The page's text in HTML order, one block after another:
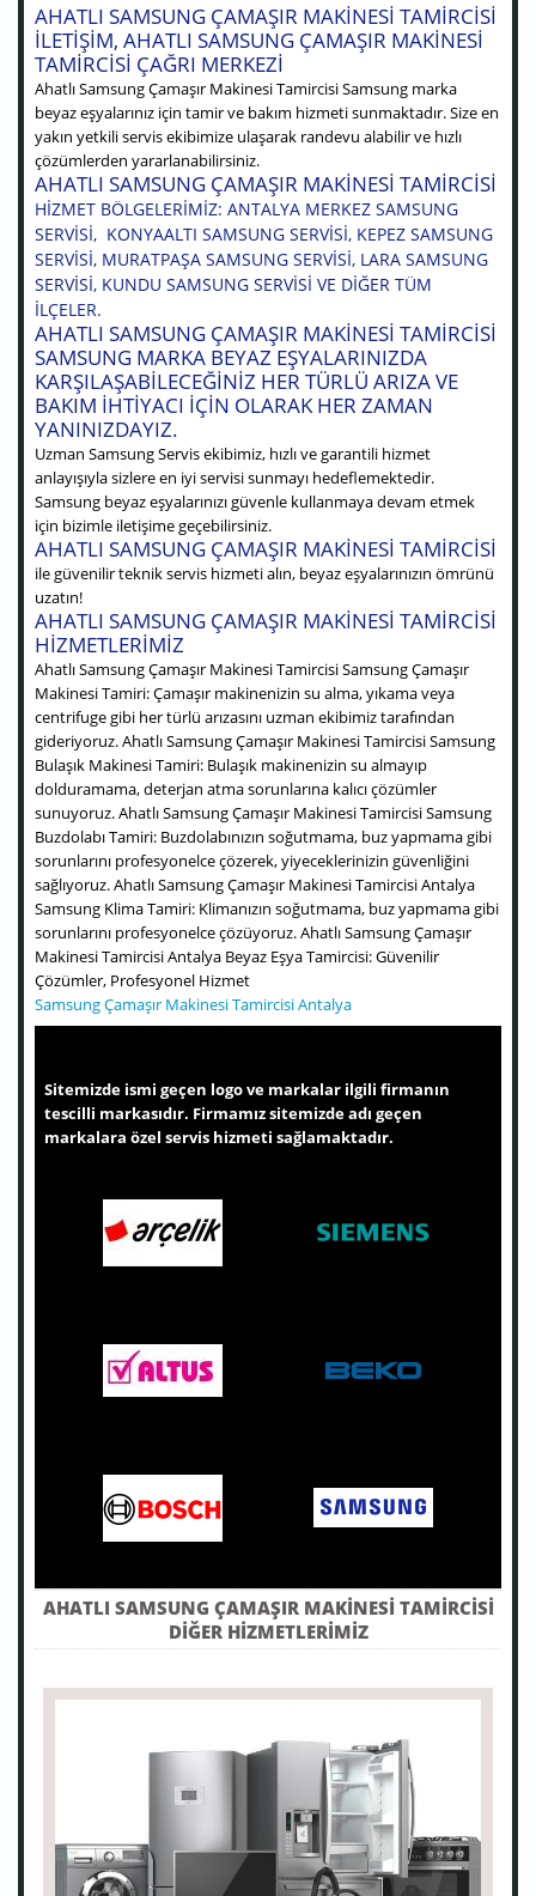
AHATLI SAMSUNG ÇAMAŞIR MAKINESI TAMIRCISI
ILETIŞIM, AHATLI SAMSUNG ÇAMAŞIR MAKINESI
TAMIRCISI ÇAĞRI MERKEZI
Ahatlı Samsung Çamaşır Makinesi Tamircisi Samsung marka
beyaz eşyalarınız için tamir ve bakım hizmeti sunmaktadır. Size en
yakın yetkili servis ekibimize ulaşarak randevu alabilir ve hızlı
çözümlerden yararlanabilirsiniz.
AHATLI SAMSUNG ÇAMAŞIR MAKINESI TAMIRCISI
HIZMET BÖLGELERIMIZ: ANTALYA MERKEZ SAMSUNG
SERVISI, KONYAALTI SAMSUNG SERVISI, KEPEZ SAMSUNG
SERVISI, MURATPAŞA SAMSUNG SERVISI, LARA SAMSUNG
SERVISI, KUNDU SAMSUNG SERVISI VE DIĞER TÜM
ILÇELER.
AHATLI SAMSUNG ÇAMAŞIR MAKINESI TAMIRCISI
SAMSUNG MARKA BEYAZ EŞYALARINIZDA
KARŞILAŞABILECEĞINIZ HER TÜRLÜ ARIZA VE
BAKIM IHTIYACI IÇIN OLARAK HER ZAMAN
YANINIZDAYIZ.
Uzman Samsung Servis ekibimiz, hızlı ve garantili hizmet
anlayışıyla sizlere en iyi servisi sunmayı hedeflemektedir.
Samsung beyaz eşyalarınızı güvenle kullanmaya devam etmek
için bizimle iletişime geçebilirsiniz.
AHATLI SAMSUNG ÇAMAŞIR MAKINESI TAMIRCISI
ile güvenilir teknik servis hizmeti alın, beyaz eşyalarınızın ömrünü
uzatın!
AHATLI SAMSUNG ÇAMAŞIR MAKINESI TAMIRCISI
HIZMETLERIMIZ
Ahatlı Samsung Çamaşır Makinesi Tamircisi Samsung Çamaşır
Makinesi Tamiri: Çamaşır makinenizin su alma, yıkama veya
centrifuge gibi her türlü arızasını uzman ekibimiz tarafından
gideriyoruz. Ahatlı Samsung Çamaşır Makinesi Tamircisi Samsung
Bulaşık Makinesi Tamiri: Bulaşık makinenizin su almayıp
dolduramama, deterjan atma sorunlarına kalıcı çözümler
sunuyoruz. Ahatlı Samsung Çamaşır Makinesi Tamircisi Samsung
Buzdolabı Tamiri: Buzdolabınızın soğutmama, buz yapmama gibi
sorunlarını profesyonelce çözerek, yiyeceklerinizin güvenliğini
sağlıyoruz. Ahatlı Samsung Çamaşır Makinesi Tamircisi Antalya
Samsung Klima Tamiri: Klimanızın soğutmama, buz yapmama gibi
sorunlarını profesyonelce çözüyoruz. Ahatlı Samsung Çamaşır
Makinesi Tamircisi Antalya Beyaz Eşya Tamircisi: Güvenilir
Çözümler, Profesyonel Hizmet
Samsung Çamaşır Makinesi Tamircisi Antalya
Sitemizde ismi geçen logo ve markalar ilgili firmanın
tescilli markasıdır. Firmamız sitemizde adı geçen
markalara özel servis hizmeti sağlamaktadır.
AHATLI SAMSUNG ÇAMAŞIR MAKINESI TAMIRCISI
DIĞER HIZMETLERIMIZ